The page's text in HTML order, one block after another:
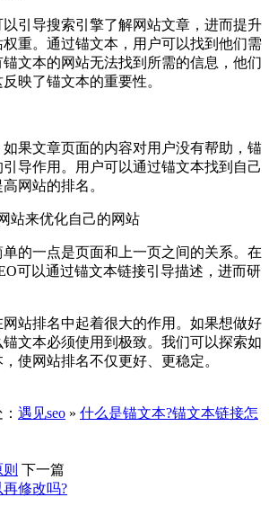
引导搜索引擎了解网站文章，进而提升
重。通过锚文本，用户可以找到他们需
文本的网站无法找到所需的信息，他们
映了锚文本的重要性。
果文章页面的内容对用户没有帮助，锚
导作用。用户可以通过锚文本找到自己
网站的排名。
站来优化自己的网站
的一点是页面和上一页之间的关系。在
可以通过锚文本链接引导描述，进而研
站排名中起着很大的作用。如果想做好
文本必须使用到极致。我们可以探索如
使网站排名不仅更好、更稳定。
遇见seo » 什么是锚文本?锚文本链接怎
下一篇
修改吗?